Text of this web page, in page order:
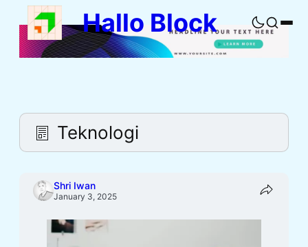
content
Hallo Block
Buka
Teknologi
Shri Iwan
January 3, 2025